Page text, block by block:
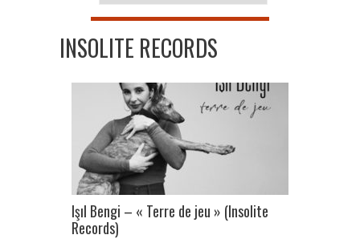
INSOLITE RECORDS
Işıl Bengi – « Terre de jeu » (Insolite
Records)